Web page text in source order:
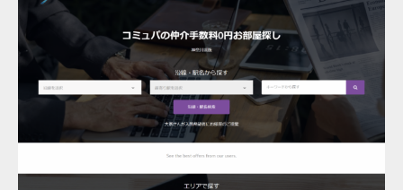
更新日： 2023.03.10
在宅介護支援センター
詳細 検索サイト